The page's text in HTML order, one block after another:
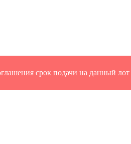
срок подачи на данный лот